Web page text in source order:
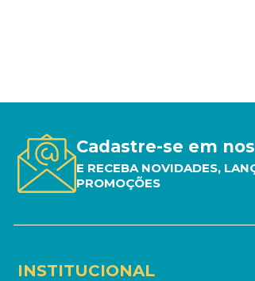
Cadastre-se em
E RECEBA NOVIDADES,
PROMOÇÕES
INSTITUCIONAL